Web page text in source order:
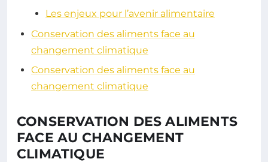
Les enjeux pour l’avenir alimentaire
Conservation des aliments face au
changement climatique
Conservation des aliments face au
changement climatique
CONSERVATION DES ALIMENTS
FACE AU CHANGEMENT
CLIMATIQUE